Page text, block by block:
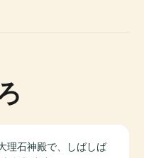
理石神殿で、しばしば